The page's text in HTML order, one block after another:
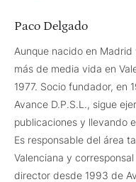
Paco Delgado
Aunque nacido en
más de media vida en
1977. Socio fundador, en
Avance D.P.S.L., sigue
publicaciones y llevando
Es responsable del área
Valenciana y
director desde 1993 de